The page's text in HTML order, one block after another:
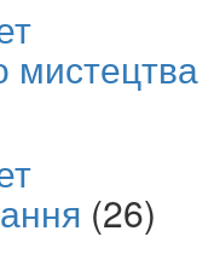
мистецтва
(26)